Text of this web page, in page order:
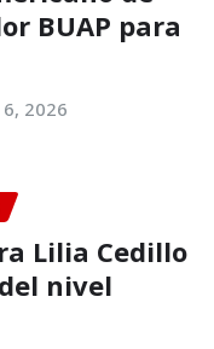
BUAP para
2026
Lilia Cedillo
nivel